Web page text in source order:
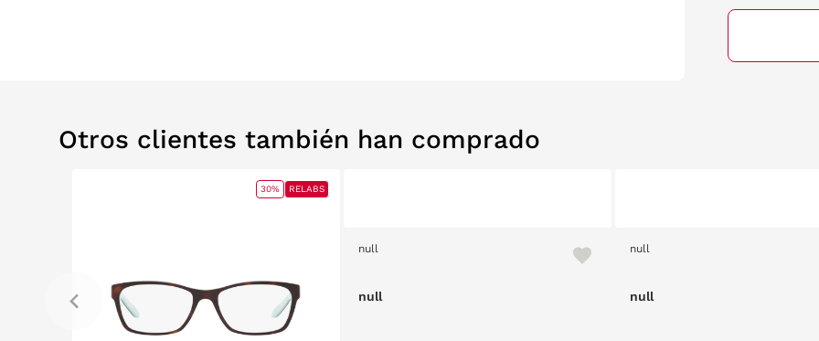
Otros clientes también han comprado
30% RELABS
null
null
null
null